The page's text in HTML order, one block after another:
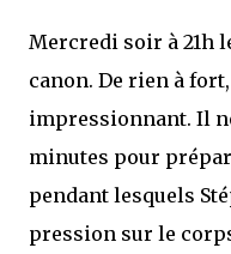
Mercredi soir à 21h
canon. De rien à
impressionnant. Il
minutes pour
pendant lesquels
pression sur le